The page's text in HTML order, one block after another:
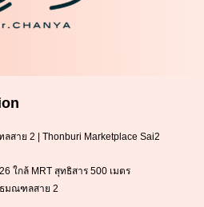
าย 2 | Thonburi Marketplace Sai2
ใกล้ MRT สุทธิสาร 500 เมตร
มณฑลสาย 2